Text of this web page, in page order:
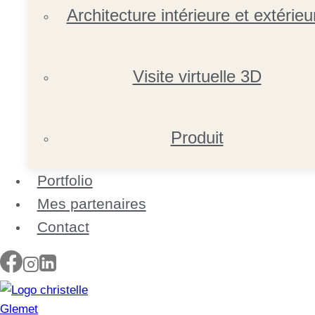
Architecture intérieure et
Visite virtuelle 3D
Produit
Portfolio
Mes partenaires
Contact